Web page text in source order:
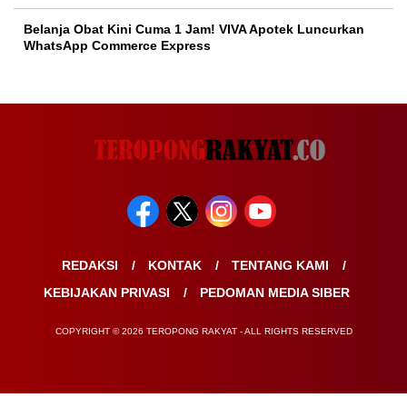
Belanja Obat Kini Cuma 1 Jam! VIVA Apotek Luncurkan
WhatsApp Commerce Express
REDAKSI KONTAK
TENTANG KAMI
KEBIJAKAN PRIVASI
PEDOMAN MEDIA SIBER
COPYRIGHT © 2026 TEROPONG RAKYAT - ALL RIGHTS RESERVED